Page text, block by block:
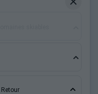
de ski et des
week-end ou pour
créer des
Retour